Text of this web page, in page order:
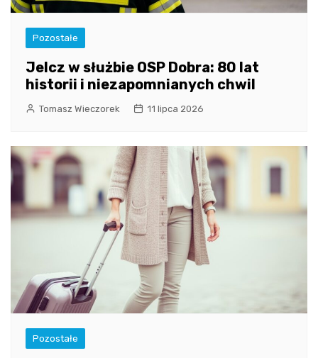
Pozostałe
Jelcz w służbie OSP Dobra: 80 lat
historii i niezapomnianych chwil
Tomasz Wieczorek 11 lipca 2026
Pozostałe